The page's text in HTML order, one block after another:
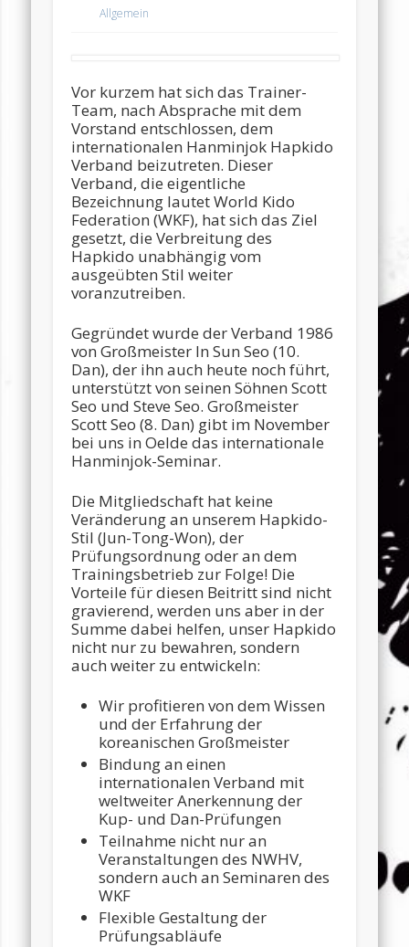
Allgemein
Vor kurzem hat sich das Trainer-
Team, nach Absprache mit dem
Vorstand entschlossen, dem
internationalen Hanminjok Hapkido
Verband beizutreten. Dieser
Verband, die eigentliche
Bezeichnung lautet World Kido
Federation (WKF), hat sich das Ziel
gesetzt, die Verbreitung des
Hapkido unabhängig vom
ausgeübten Stil weiter
voranzutreiben.
Gegründet wurde der Verband 1986
von Großmeister In Sun Seo (10.
Dan), der ihn auch heute noch führt,
unterstützt von seinen Söhnen Scott
Seo und Steve Seo. Großmeister
Scott Seo (8. Dan) gibt im November
bei uns in Oelde das internationale
Hanminjok-Seminar.
Die Mitgliedschaft hat keine
Veränderung an unserem Hapkido-
Stil (Jun-Tong-Won), der
Prüfungsordnung oder an dem
Trainingsbetrieb zur Folge! Die
Vorteile für diesen Beitritt sind nicht
gravierend, werden uns aber in der
Summe dabei helfen, unser Hapkido
nicht nur zu bewahren, sondern
auch weiter zu entwickeln:
Wir profitieren von dem Wissen
und der Erfahrung der
koreanischen Großmeister
Bindung an einen
internationalen Verband mit
weltweiter Anerkennung der
Kup- und Dan-Prüfungen
Teilnahme nicht nur an
Veranstaltungen des NWHV,
sondern auch an Seminaren des
WKF
Flexible Gestaltung der
Prüfungsabläufe